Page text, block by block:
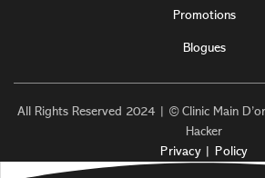
Promotions
Blogues
All Rights Reserved 2024 | © Clinic Main
Hacker
Privacy | Policy